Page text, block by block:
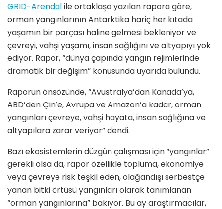
GRID-Arendalile ortaklaşa yazılan rapora göre,
orman yangınlarının Antarktika hariç her kıtada
yaşamın bir parçası haline gelmesi bekleniyor ve
çevreyi, vahşi yaşamı, insan sağlığını ve altyapıyı yok
ediyor. Rapor, “dünya çapında yangın rejimlerinde
dramatik bir değişim” konusunda uyarıda bulundu.
Raporun önsözünde, “Avustralya’dan Kanada’ya,
ABD’den Çin’e, Avrupa ve Amazon’a kadar, orman
yangınları çevreye, vahşi hayata, insan sağlığına ve
altyapılara zarar veriyor” dendi.
Bazı ekosistemlerin düzgün çalışması için “yangınlar”
gerekli olsa da, rapor özellikle topluma, ekonomiye
veya çevreye risk teşkil eden, olağandışı serbestçe
yanan bitki örtüsü yangınları olarak tanımlanan
“orman yangınlarına” bakıyor. Bu ay araştırmacılar,